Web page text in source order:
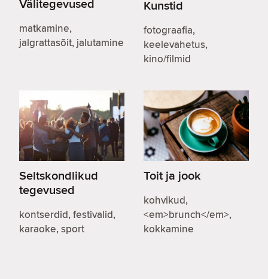
Välitegevused
matkamine,
jalgrattasõit, jalutamine
Kunstid
fotograafia,
keelevahetus,
kino/filmid
Seltskondlikud
tegevused
kontserdid, festivalid,
karaoke, sport
Toit ja jook
kohvikud,
<em>brunch</em>,
kokkamine